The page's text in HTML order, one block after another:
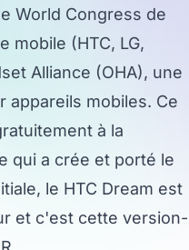
World Congress de
mobile (HTC, LG,
Alliance (OHA), une
mobiles. Ce
à la
qui a crée et porté le
le HTC Dream est
et c'est cette version-